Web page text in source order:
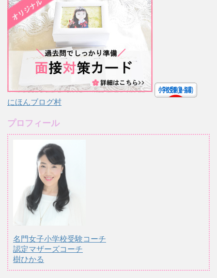
にほんブログ村
プロフィール
名門女子小学校受験コーチ
認定マザーズコーチ
樹ひかる